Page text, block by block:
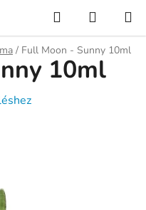
KeresésKOSÁR
/ Full Moon - Sunny 10ml
10ml